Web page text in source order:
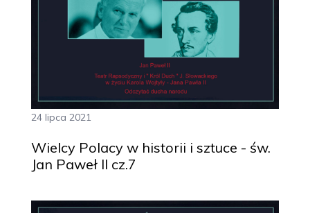
24 lipca 2021
Wielcy Polacy w historii i sztuce - św.
Jan Paweł II cz.7